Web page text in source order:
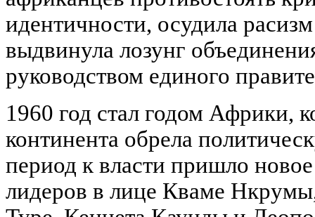
идентичности, осудила
выдвинула лозунг
руководством единого
1960 год стал годом Африки,
континента обрела
период к власти пришло
лидеров в лице Кваме